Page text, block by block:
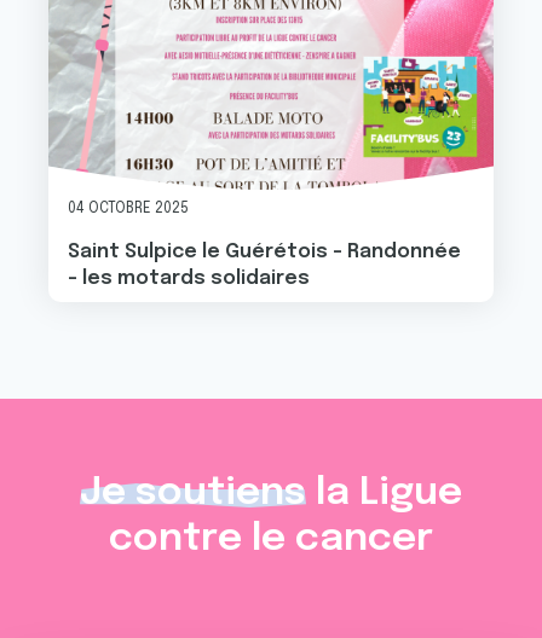
04 OCTOBRE 2025
Saint Sulpice le Guérétois - Randonnée
- les motards solidaires
Je soutiens la Ligue
contre le cancer